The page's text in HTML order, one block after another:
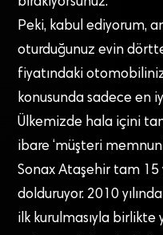
Peki, kabul ediyorum,
oturduğunuz evin
fiyatındaki
konusunda sadece en
Ülkemizde hala içini
ibare ‘müşteri
Sonax Ataşehir tam 15
dolduruyor. 2010
ilk kurulmasıyla birlikte